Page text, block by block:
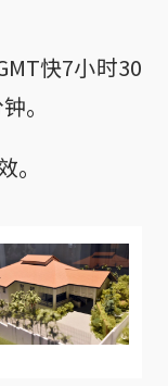
快7小时30
。